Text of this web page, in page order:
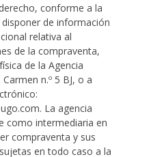
conforme a la
de información
relativa al
de la compraventa,
de la Agencia
n.º 5 BJ, o a
La agencia
como intermediaria en
compraventa y sus
en todo caso a la